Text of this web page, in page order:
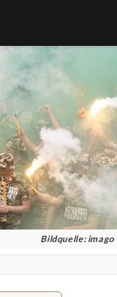
Bildquelle: imago